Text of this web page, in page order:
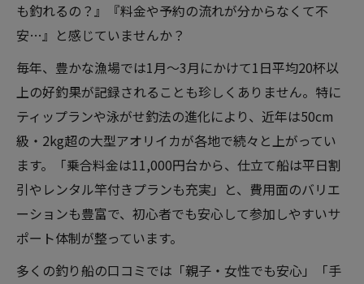
も釣れるの？』『料金や予約の流れが分からなくて不
安…』と感じていませんか？
毎年、豊かな漁場では1月〜3月にかけて1日平均20杯以
上の好釣果が記録されることも珍しくありません。特に
ティップランや泳がせ釣法の進化により、近年は50cm
級・2kg超の大型アオリイカが各地で続々と上がってい
ます。「乗合料金は11,000円台から、仕立て船は平日割
引やレンタル竿付きプランも充実」と、費用面のバリエ
ーションも豊富で、初心者でも安心して参加しやすいサ
ポート体制が整っています。
多くの釣り船の口コミでは「親子・女性でも安心」「手